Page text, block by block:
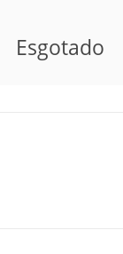
Esgotado